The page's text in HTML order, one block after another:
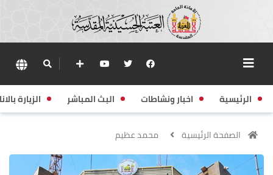
الرئيسية اخبار ونشاطات البث المباشر الزيارة
الصفحة الرئيسية محمد عظيم